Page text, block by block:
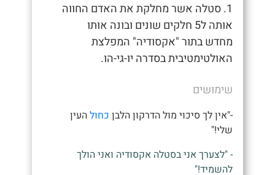
1. סטלה אשר מחלקת את האדם החווה
אותה ל5 חלקים שונים ובונה אותו
מחדש בתור "אקסודיה" המפלצת
האולטימטיבית בסדרה יו-גי-הו.
שימושים
-"אין לך סיכוי מול הדרקון הלבן כחולהעין
שלי!"
- "לצערך אני בסטלה אקסודיה ואני הולך
להשמיד!"